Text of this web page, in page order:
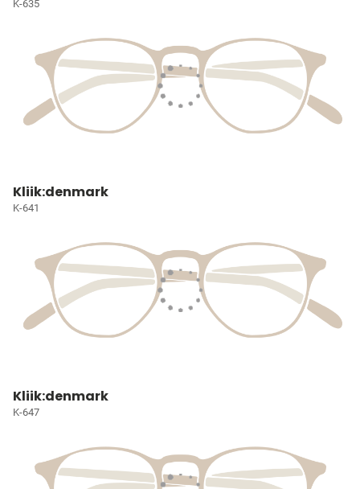
K-635
Kliik:denmark
K-641
Kliik:denmark
K-647